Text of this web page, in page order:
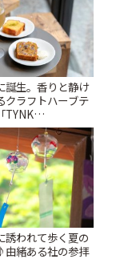
誕生。香りと静け
クラフトハーブテ
TYNK
| ことりっぷ
誘われて歩く夏の
緒ある社の参拝